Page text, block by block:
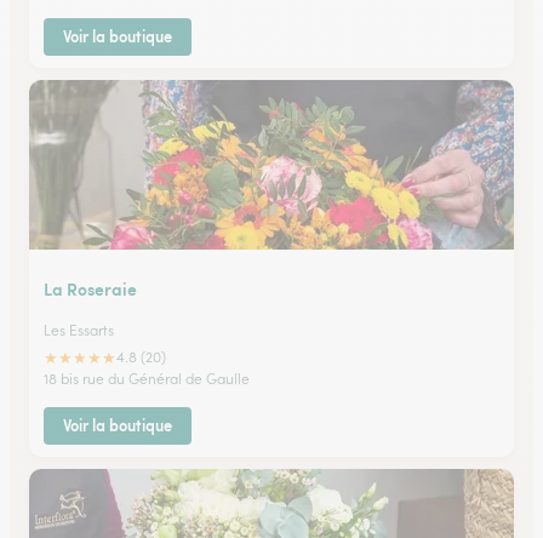
Voir la boutique
La Roseraie
Les Essarts
★★★★★4.8 (20)
18 bis rue du Général de Gaulle
Voir la boutique